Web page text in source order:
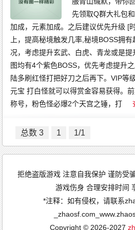
先领取Q群大礼包
加成，元素加成。之后建议优先升级 [
上，提高秘境触发几率,秘境BOSS拥
况，考虑提升玄武、白虎、青龙或是
图均有4个紫色BOSS，优先考虑提升
陆多刷红怪打把好刀之后再下。VIP等
元宝 打白怪就可以得赏金容易获得。
称号，粉色怪必爆2个天宫之锤，打
总数 3 1 1/1
拒绝盗版游戏 注意自我保护 谨防受
游戏伤身 合理安排时间
*注释：如有侵权，请联系
Copyright © 2026-2027